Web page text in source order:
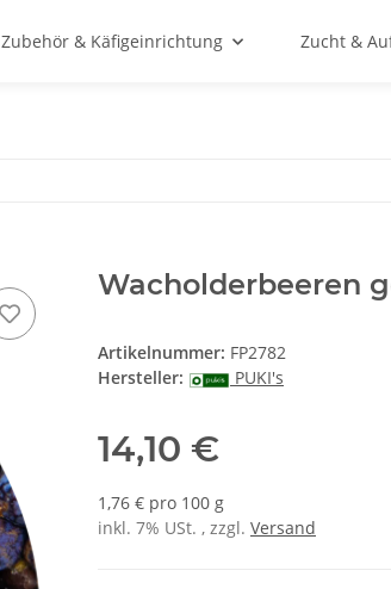
Zubehör & Käfigeinrichtung Zucht &
Wacholderbeeren
Artikelnummer: FP2782
Hersteller:
PUKI's
14,10 €
1,76 € pro 100 g
inkl. 7% USt. , zzgl. Versand